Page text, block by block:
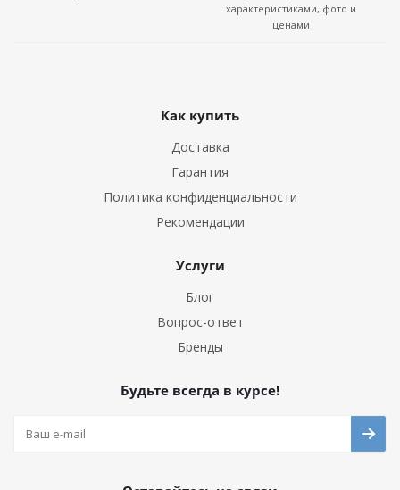
характеристиками, фото и
ценами
Как купить
Доставка
Гарантия
Политика конфиденциальности
Рекомендации
Услуги
Блог
Вопрос-ответ
Бренды
Будьте всегда в курсе!